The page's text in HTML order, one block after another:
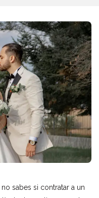
sabes si contratar a un